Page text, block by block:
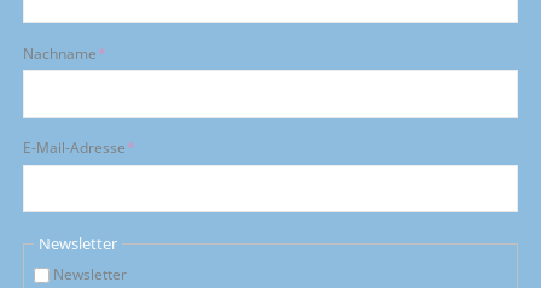
Pflichtfeld
Nachname*
Pflichtfeld
E-Mail-Adresse*
Newsletter
Newsletter